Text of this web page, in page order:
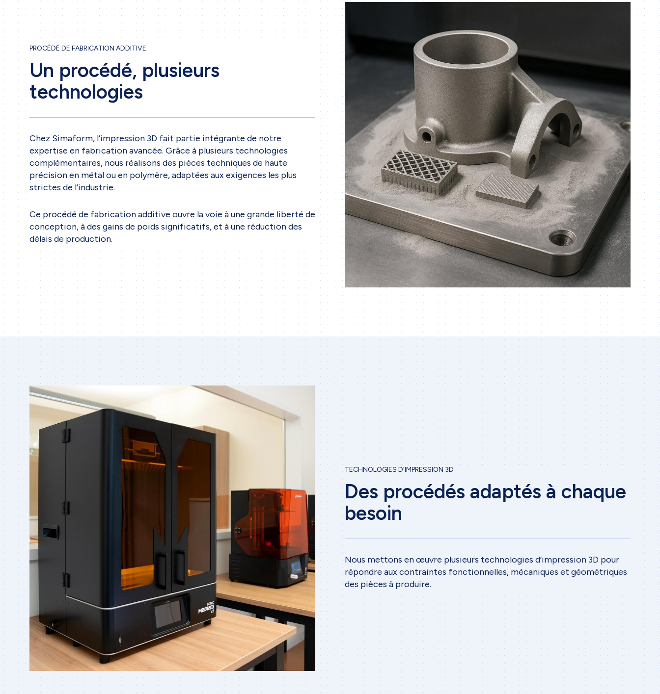
Accueil
Entreprise
Nos services
Impression 3D
Tôlerie de précision
Usinage
Ingénierie
Projets
PROCÉDÉ DE FABRICATION ADDITIVE
Un procédé, plusieurs
technologies
Chez Simaform, l’impression 3D fait partie intégrante de notre
expertise en fabrication avancée. Grâce à plusieurs technologies
complémentaires, nous réalisons des pièces techniques de haute
précision en métal ou en polymère, adaptées aux exigences les plus
strictes de l’industrie.
Ce procédé de fabrication additive ouvre la voie à une grande liberté de
conception, à des gains de poids significatifs, et à une réduction des
délais de production.
TECHNOLOGIES D’IMPRESSION 3D
Des procédés adaptés à chaque
besoin
Nous mettons en œuvre plusieurs technologies d’impression 3D pour
répondre aux contraintes fonctionnelles, mécaniques et géométriques
des pièces à produire.